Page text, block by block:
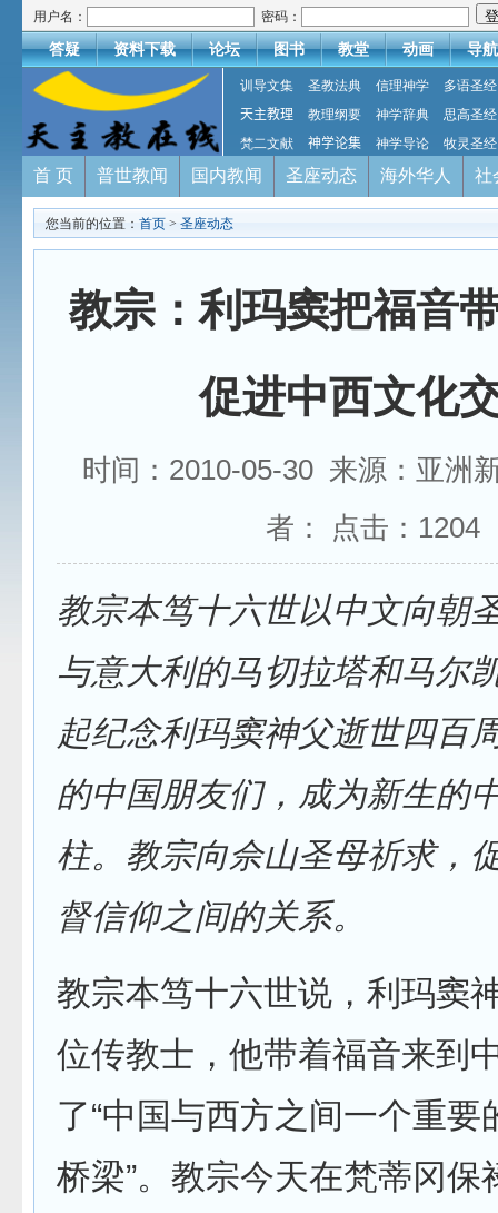
用户名： 密码：
答疑 资料下载 论坛 图书 教堂 动画 导航
训导文集 圣教法典 信理神学
多语圣经
天主教理
教理纲要 神学辞典
思高圣经
梵二文献
神学论集 神学导论 牧灵圣经
首 页 普世教闻 国内教闻 圣座动态 海外华人 社
您当前的位置： 首页 > 圣座动态
教宗：利玛窦把福音
促进中西文化
时间：2010-05-30 来源：亚洲
者： 点击： 1204
教宗本笃十六世以中文向朝
与意大利的马切拉塔和马尔
起纪念利玛窦神父逝世四百
的中国朋友们，成为新生的
柱。教宗向佘山圣母祈求，
督信仰之间的关系。
教宗本笃十六世说， 利玛窦
位传教士，他带着福音来到
了“中国与西方之间一个重要
桥梁”。教宗今天在梵蒂冈保